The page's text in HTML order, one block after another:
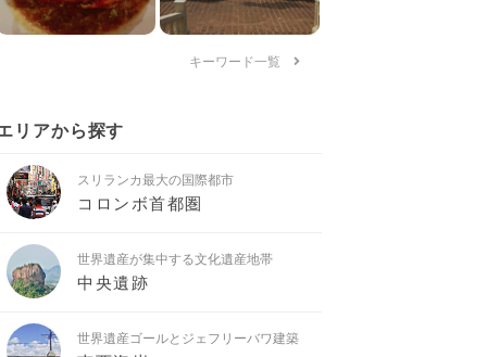
キーワード一覧
リアから探す
スリランカ最大の国際都市
コロンボ首都圏
世界遺産が集中する文化遺産地帯
中央遺跡
世界遺産ゴールとジェフリーバワ建築